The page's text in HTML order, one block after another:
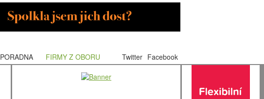
PORADNA FIRMY Z OBORU Twitter Facebook